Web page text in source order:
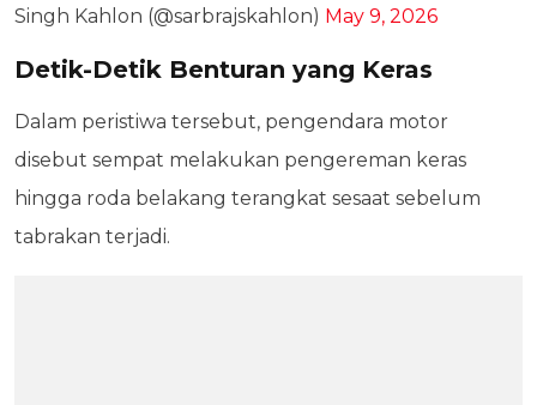
Singh Kahlon (@sarbrajskahlon) May 9, 2026
Detik-Detik Benturan yang Keras
Dalam peristiwa tersebut, pengendara motor
disebut sempat melakukan pengereman keras
hingga roda belakang terangkat sesaat sebelum
tabrakan terjadi.